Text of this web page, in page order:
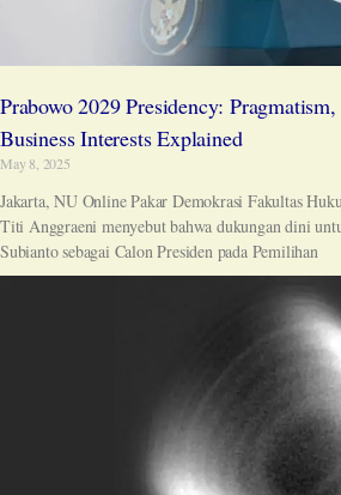
Prabowo 2029 Presidency:
Business Interests Explained
May 8, 2025
Jakarta, NU Online Pakar Demokrasi Fakultas
Titi Anggraeni menyebut bahwa dukungan dini
Subianto sebagai Calon Presiden pada Pemilihan